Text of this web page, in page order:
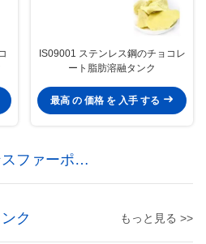
IS09001 ステンレス鋼のチョコレ
ート脂肪溶融タンク
最高 の 価格 を 入手 する
ファーポン
ク
もっと見る >>